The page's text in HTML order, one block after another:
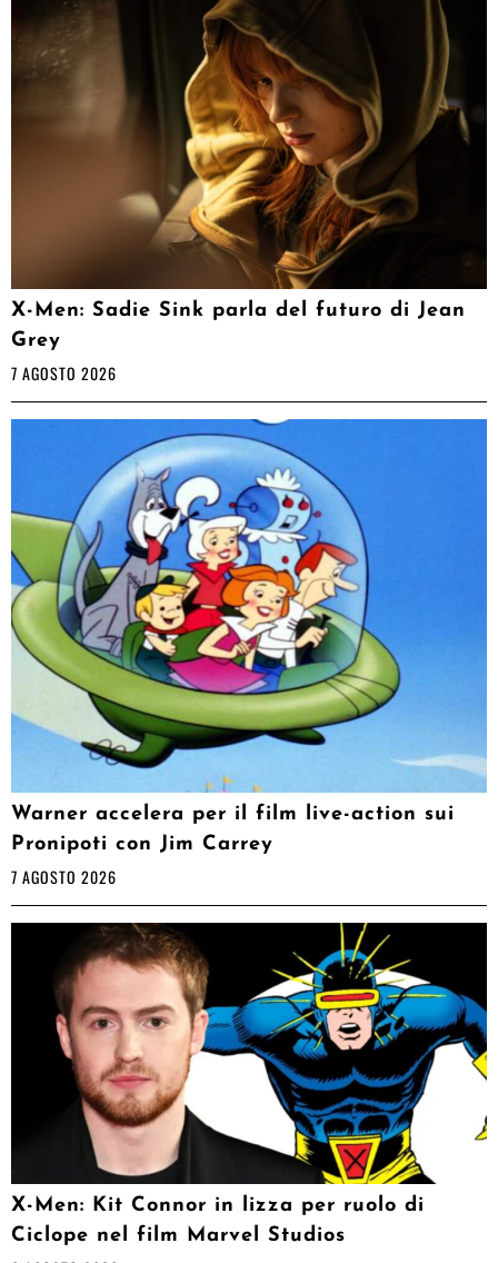
X-Men: Sadie Sink parla del futuro di Jean
Grey
7 AGOSTO 2026
Warner accelera per il film live-action sui
Pronipoti con Jim Carrey
7 AGOSTO 2026
X-Men: Kit Connor in lizza per ruolo di
Ciclope nel film Marvel Studios